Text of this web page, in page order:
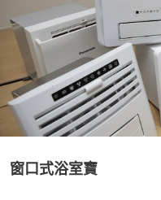
窗口式浴室寶